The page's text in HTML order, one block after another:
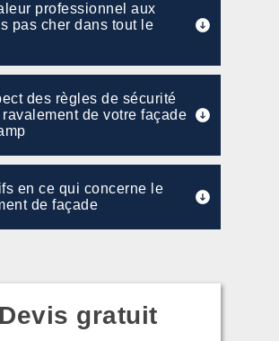
professionnel aux
pas cher dans tout le
des règles de sécurité
de votre façade
en ce qui concerne le
de façade
Devis gratuit